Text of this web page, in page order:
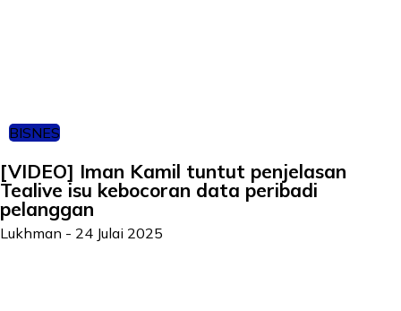
BISNES
[VIDEO] Iman Kamil tuntut penjelasan
Tealive isu kebocoran data peribadi
pelanggan
Lukhman - 24 Julai 2025